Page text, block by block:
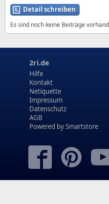
Detail schreiben
Es sind noch keine Beiträge
2ri.de
Hilfe
Kontakt
Netiquette
Impressum
Datenschutz
AGB
Powered bySmartstore